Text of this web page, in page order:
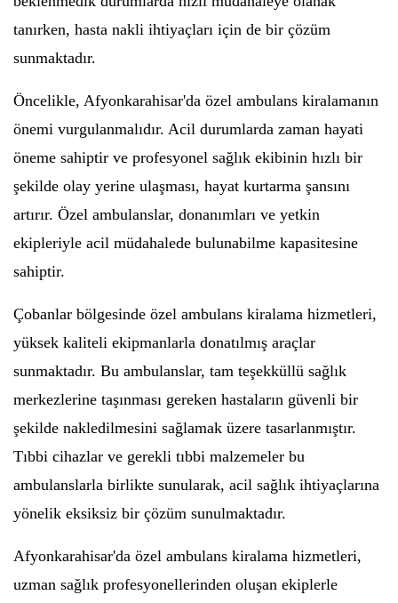
tanırken, hasta nakli ihtiyaçları için de bir çözüm
sunmaktadır.
Öncelikle, Afyonkarahisar'da özel ambulans kiralamanın
önemi vurgulanmalıdır. Acil durumlarda zaman hayati
öneme sahiptir ve profesyonel sağlık ekibinin hızlı bir
şekilde olay yerine ulaşması, hayat kurtarma şansını
artırır. Özel ambulanslar, donanımları ve yetkin
ekipleriyle acil müdahalede bulunabilme kapasitesine
sahiptir.
Çobanlar bölgesinde özel ambulans kiralama hizmetleri,
yüksek kaliteli ekipmanlarla donatılmış araçlar
sunmaktadır. Bu ambulanslar, tam teşekküllü sağlık
merkezlerine taşınması gereken hastaların güvenli bir
şekilde nakledilmesini sağlamak üzere tasarlanmıştır.
Tıbbi cihazlar ve gerekli tıbbi malzemeler bu
ambulanslarla birlikte sunularak, acil sağlık ihtiyaçlarına
yönelik eksiksiz bir çözüm sunulmaktadır.
Afyonkarahisar'da özel ambulans kiralama hizmetleri,
uzman sağlık profesyonellerinden oluşan ekiplerle